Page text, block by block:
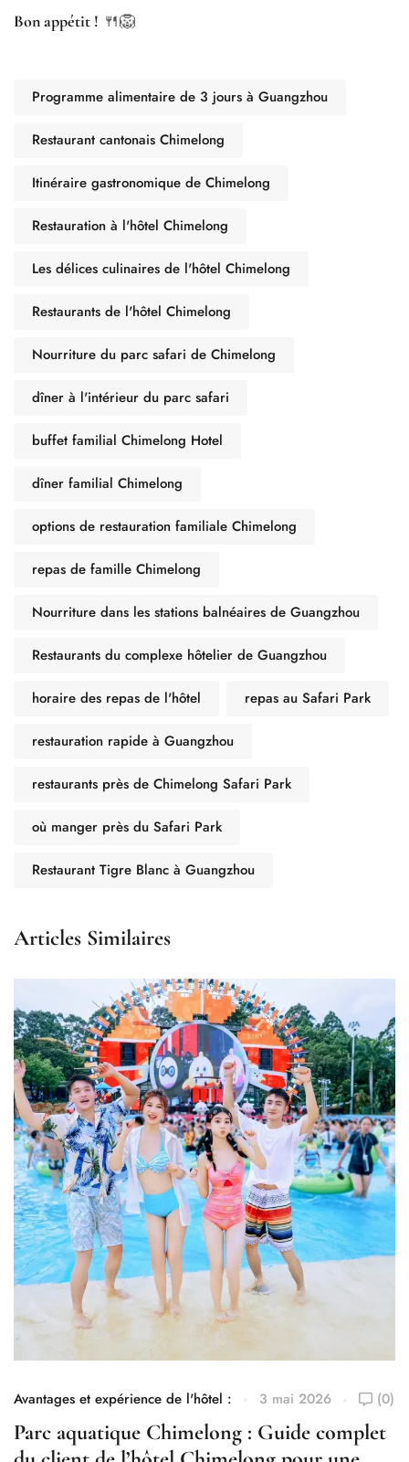
Bon appétit ! 🍴🦁
Programme alimentaire de 3 jours à Guangzhou
Restaurant cantonais Chimelong
Itinéraire gastronomique de Chimelong
Restauration à l'hôtel Chimelong
Les délices culinaires de l'hôtel Chimelong
Restaurants de l'hôtel Chimelong
Nourriture du parc safari de Chimelong
dîner à l'intérieur du parc safari
buffet familial Chimelong Hotel
dîner familial Chimelong
options de restauration familiale Chimelong
repas de famille Chimelong
Nourriture dans les stations balnéaires de Guangzhou
Restaurants du complexe hôtelier de Guangzhou
horaire des repas de l'hôtel repas au Safari Park
restauration rapide à Guangzhou
restaurants près de Chimelong Safari Park
où manger près du Safari Park
Restaurant Tigre Blanc à Guangzhou
Articles Similaires
Avantages et expérience de l'hôtel : 3 mai 2026 (0)
Parc aquatique Chimelong : Guide complet
Chinese (Taiwan)
Korean
Spanish
Russian